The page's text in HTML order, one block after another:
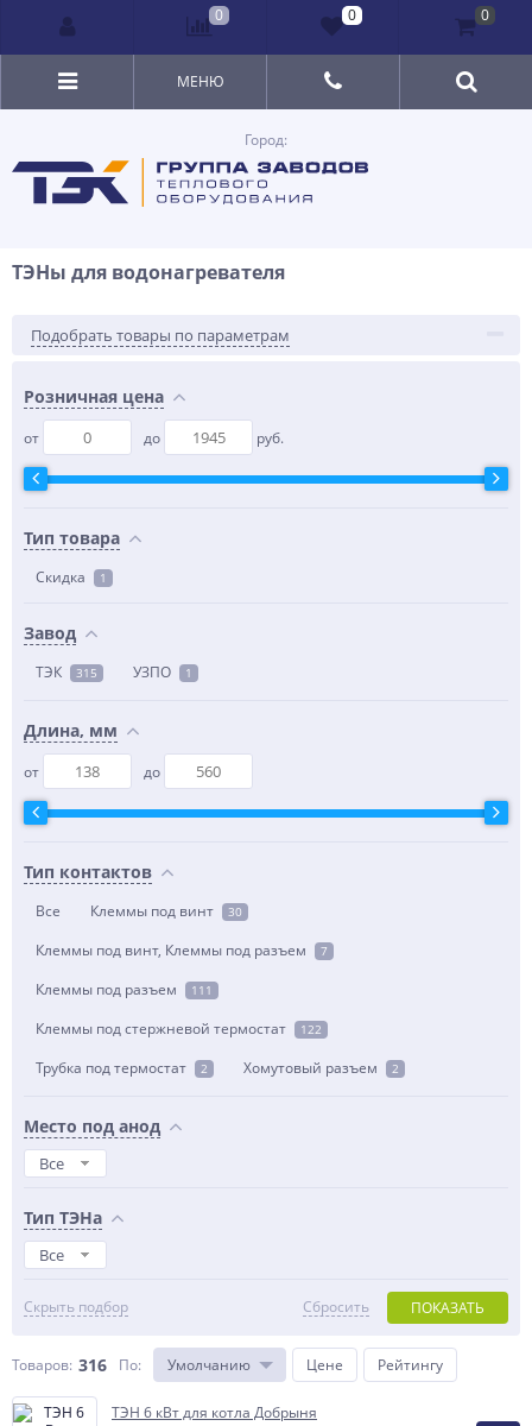
Город:
МЕНЮ
ТЭНы для водонагревателя
Подобрать товары по параметрам
Розничная цена
от до руб.
Тип товара
Скидка 1
Завод
ТЭК 315 УЗПО 1
Длина, мм
от до
Тип контактов
Все Клеммы под винт 30
Клеммы под винт, Клеммы под разъем 7
Клеммы под разъем 111
Клеммы под стержневой термостат 122
Трубка под термостат 2 Хомутовый разъем 2
Место под анод
Все
Тип ТЭНа
Все
Скрыть подбор ПОКАЗАТЬ
Сбросить
Товаров: 316 По: Умолчанию Цене Рейтингу
ТЭН 6 кВт для котла Добрыня
0 0 0